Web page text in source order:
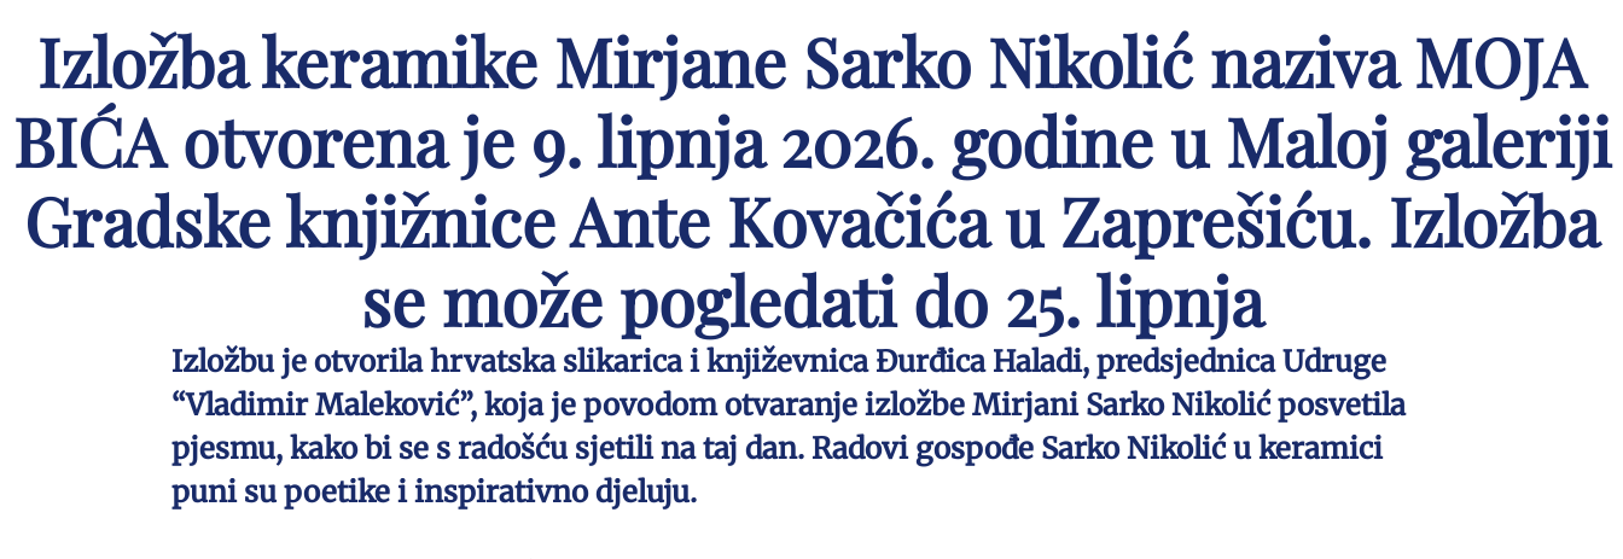
Izložba keramike Mirjane Sarko Nikolić naziva MOJA
BIĆA otvorena je 9. lipnja 2026. godine u Maloj galeriji
Gradske knjižnice Ante Kovačića u Zaprešiću. Izložba
se može pogledati do 25. lipnja
Izložbu je otvorila hrvatska slikarica i književnica Đurđica Haladi, predsjednica Udruge
“Vladimir Maleković”, koja je povodom otvaranje izložbe Mirjani Sarko Nikolić posvetila
pjesmu, kako bi se s radošću sjetili na taj dan. Radovi gospođe Sarko Nikolić u keramici
puni su poetike i inspirativno djeluju.